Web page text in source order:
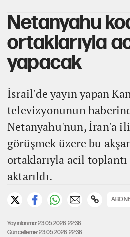
Netanyahu
ortaklarıyla
yapacak
İsrail'de yayın yapan
televizyonunun
Netanyahu'nun, İran'a
görüşmek üzere bu
ortaklarıyla acil
aktarıldı.
Yayınlanma: 23.05.2026 22:36
Güncelleme: 23.05.2026 22:36